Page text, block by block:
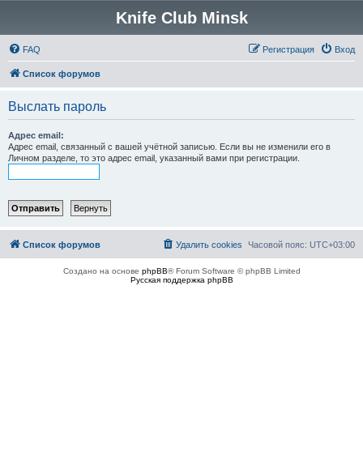
Knife Club Minsk
FAQ Вход
Регистрация
Список форумов
Выслать пароль
Адрес email:
Адрес email, связанный с вашей учётной записью. Если вы не изменили его в
Личном разделе, то это адрес email, указанный вами при регистрации.
Список форумов Часовой пояс: UTC+03:00
Удалить cookies
Создано на основе phpBB® Forum Software © phpBB Limited
Русская поддержка phpBB